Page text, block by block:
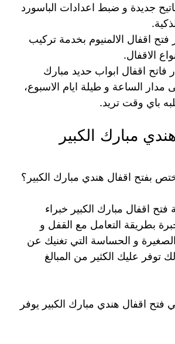
جديدة و ضبط اعدادات الباسورد
فتح اقفال الالمنيوم بخدمة تركيب
الاقفال.
فاتح اقفال ابواب حديد مبارك
مدار الساعة و طيلة ايام الاسبوع،
باي وقت تريد.
مبارك الكبير
بفتح اقفال هندي مبارك الكبير؟
اقفال مبارك الكبير خبراء
بطريقة التعامل مع القفل و
و الحساسة التي تغنيك عن
توفر عليك الكثير من المبالغ
فتح اقفال هندي مبارك الكبير يوفر